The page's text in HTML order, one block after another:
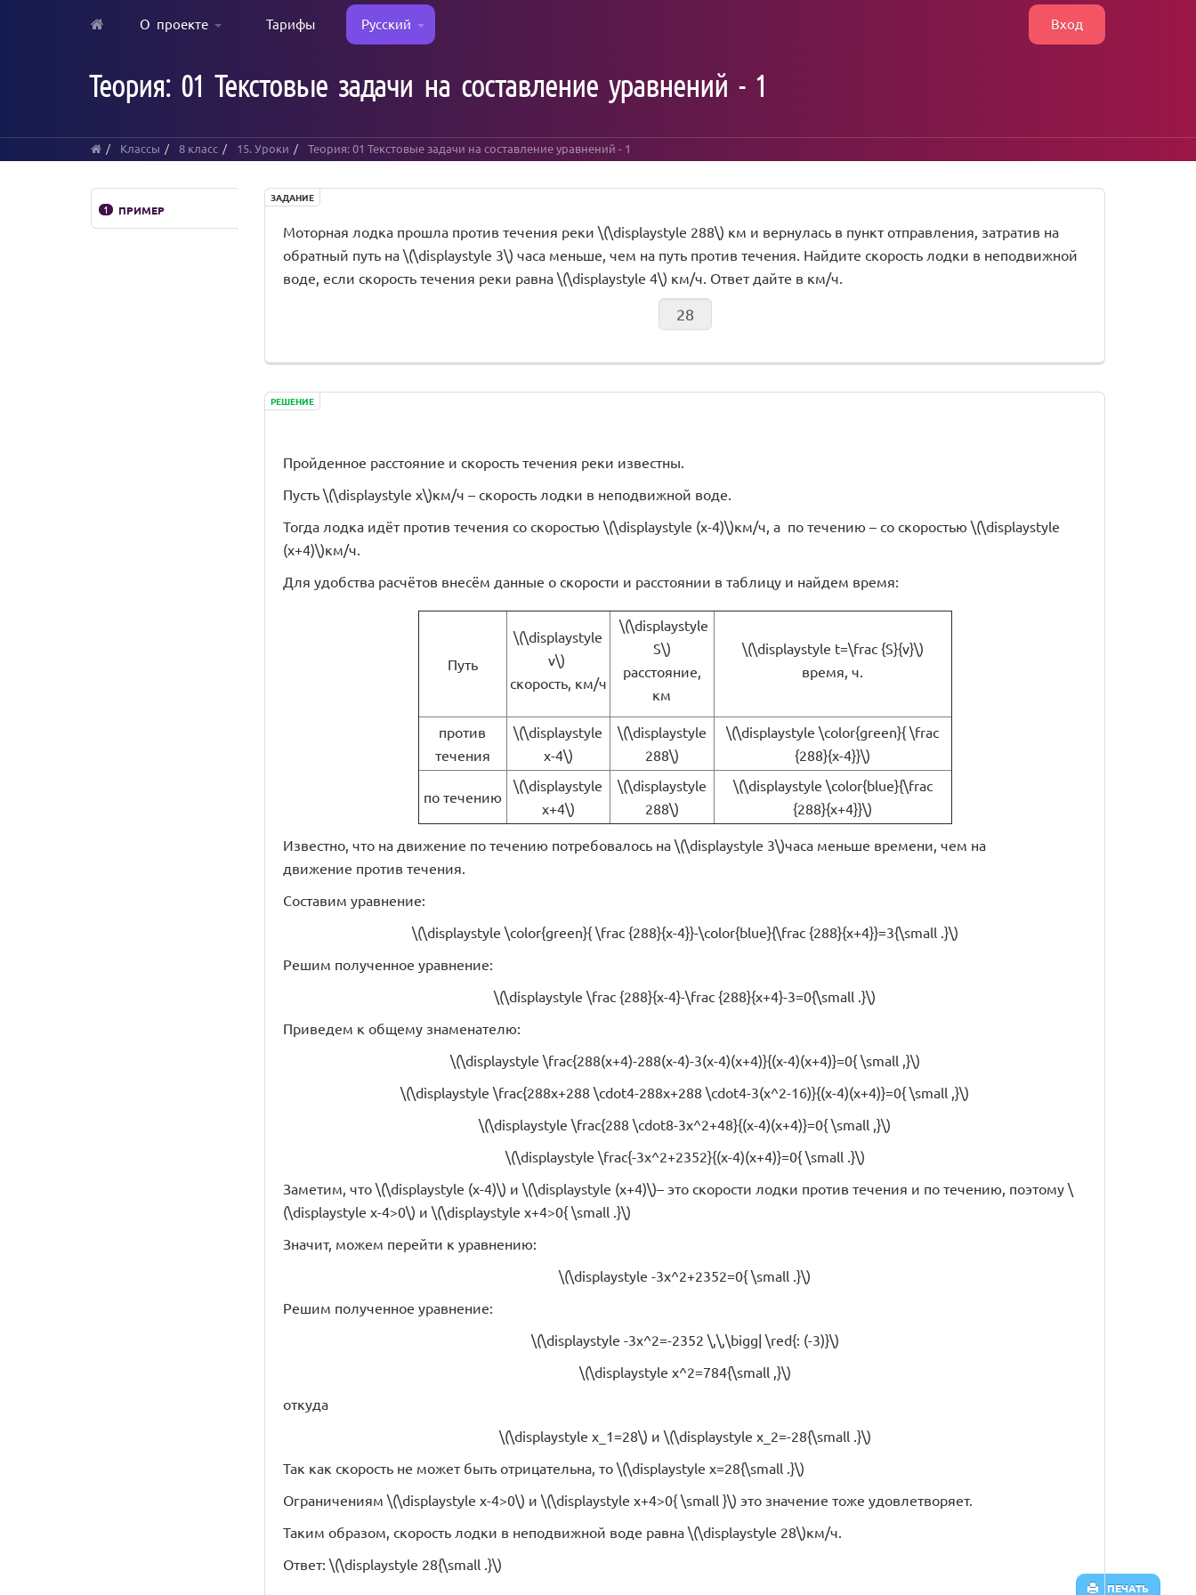
О проекте Тарифы Русский Вход
Теория: 01 Текстовые задачи на составление уравнений - 1
Классы 8 класс 15. Уроки Теория: 01 Текстовые задачи на составление уравнений - 1
ПЕЧАТЬ
1 ПРИМЕР
ЗАДАНИЕ
Моторная лодка прошла против течения реки \(\displaystyle 288\) км и вернулась в пункт отправления, затратив на
обратный путь на \(\displaystyle 3\) часа меньше, чем на путь против течения. Найдите скорость лодки в неподвижной
воде, если скорость течения реки равна \(\displaystyle 4\) км/ч. Ответ дайте в км/ч.
РЕШЕНИЕ
Пройденное расстояние и скорость течения реки известны.
Пусть \(\displaystyle x\)км/ч – скорость лодки в неподвижной воде.
Тогда лодка идёт против течения со скоростью \(\displaystyle (x-4)\)км/ч, а по течению – со скоростью \(\displaystyle
(x+4)\)км/ч.
Для удобства расчётов внесём данные о скорости и расстоянии в таблицу и найдем время:
Путь
\(\displaystyle
v\)
скорость, км/ч
\(\displaystyle
S\)
расстояние,
км
\(\displaystyle t=\frac {S}{v}\)
время, ч.
против
течения
\(\displaystyle
x-4\)
\(\displaystyle
288\)
\(\displaystyle \color{green}{ \frac
{288}{x-4}}\)
по течению
\(\displaystyle
x+4\)
\(\displaystyle
288\)
\(\displaystyle \color{blue}{\frac
{288}{x+4}}\)
Известно, что на движение по течению потребовалось на \(\displaystyle 3\)часа меньше времени, чем на
движение против течения.
Составим уравнение:
\(\displaystyle \color{green}{ \frac {288}{x-4}}-\color{blue}{\frac {288}{x+4}}=3{\small .}\)
Решим полученное уравнение:
\(\displaystyle \frac {288}{x-4}-\frac {288}{x+4}-3=0{\small .}\)
Приведем к общему знаменателю:
\(\displaystyle \frac{288(x+4)-288(x-4)-3(x-4)(x+4)}{(x-4)(x+4)}=0{ \small ,}\)
\(\displaystyle \frac{288x+288 \cdot4-288x+288 \cdot4-3(x^2-16)}{(x-4)(x+4)}=0{ \small ,}\)
\(\displaystyle \frac{288 \cdot8-3x^2+48}{(x-4)(x+4)}=0{ \small ,}\)
\(\displaystyle \frac{-3x^2+2352}{(x-4)(x+4)}=0{ \small .}\)
Заметим, что \(\displaystyle (x-4)\) и \(\displaystyle (x+4)\)– это скорости лодки против течения и по течению, поэтому \
(\displaystyle x-4>0\) и \(\displaystyle x+4>0{ \small .}\)
Значит, можем перейти к уравнению:
\(\displaystyle -3x^2+2352=0{ \small .}\)
Решим полученное уравнение:
\(\displaystyle -3x^2=-2352 \,\,\bigg| \red{: (-3)}\)
\(\displaystyle x^2=784{\small ,}\)
откуда
\(\displaystyle x_1=28\) и \(\displaystyle x_2=-28{\small .}\)
Так как скорость не может быть отрицательна, то \(\displaystyle x=28{\small .}\)
Ограничениям \(\displaystyle x-4>0\) и \(\displaystyle x+4>0{ \small }\) это значение тоже удовлетворяет.
Таким образом, скорость лодки в неподвижной воде равна \(\displaystyle 28\)км/ч.
Ответ: \(\displaystyle 28{\small .}\)